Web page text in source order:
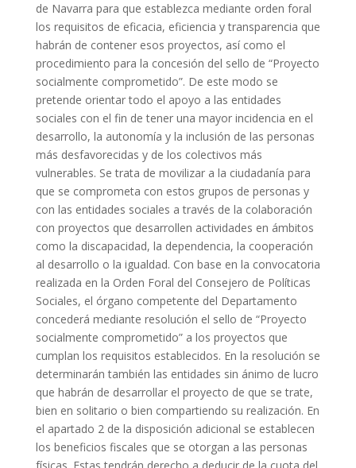
de Navarra para que establezca mediante orden foral
los requisitos de eficacia, eficiencia y transparencia que
habrán de contener esos proyectos, así como el
procedimiento para la concesión del sello de “Proyecto
socialmente comprometido”. De este modo se
pretende orientar todo el apoyo a las entidades
sociales con el fin de tener una mayor incidencia en el
desarrollo, la autonomía y la inclusión de las personas
más desfavorecidas y de los colectivos más
vulnerables. Se trata de movilizar a la ciudadanía para
que se comprometa con estos grupos de personas y
con las entidades sociales a través de la colaboración
con proyectos que desarrollen actividades en ámbitos
como la discapacidad, la dependencia, la cooperación
al desarrollo o la igualdad. Con base en la convocatoria
realizada en la Orden Foral del Consejero de Políticas
Sociales, el órgano competente del Departamento
concederá mediante resolución el sello de “Proyecto
socialmente comprometido” a los proyectos que
cumplan los requisitos establecidos. En la resolución se
determinarán también las entidades sin ánimo de lucro
que habrán de desarrollar el proyecto de que se trate,
bien en solitario o bien compartiendo su realización. En
el apartado 2 de la disposición adicional se establecen
los beneficios fiscales que se otorgan a las personas